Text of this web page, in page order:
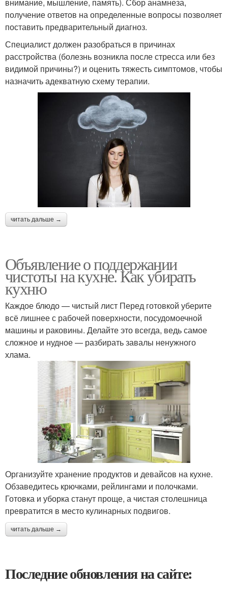
получение ответов на определенные вопросы позволяет
поставить предварительный диагноз.
Специалист должен разобраться в причинах
расстройства (болезнь возникла после стресса или без
видимой причины?) и оценить тяжесть симптомов, чтобы
назначить адекватную схему терапии.
читать дальше →
Объявление о поддержании
чистоты на кухне. Как убирать
кухню
Каждое блюдо — чистый лист Перед готовкой уберите
всё лишнее с рабочей поверхности, посудомоечной
машины и раковины. Делайте это всегда, ведь самое
сложное и нудное — разбирать завалы ненужного
хлама.
Организуйте хранение продуктов и девайсов на кухне.
Обзаведитесь крючками, рейлингами и полочками.
Готовка и уборка станут проще, а чистая столешница
превратится в место кулинарных подвигов.
читать дальше →
Последние обновления на сайте: